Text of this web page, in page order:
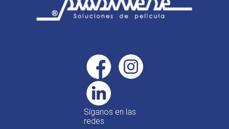
Síganos en las
redes